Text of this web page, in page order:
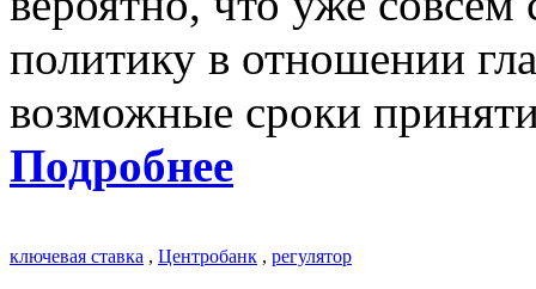
политику в отношении
возможные сроки
Подробнее
ключевая ставка , Центробанк , регулятор